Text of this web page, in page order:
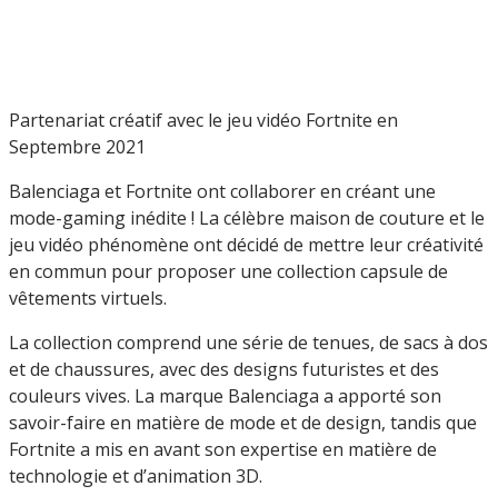
Partenariat créatif avec le jeu vidéo Fortnite en
Septembre 2021
Balenciaga et Fortnite ont collaborer en créant une
mode-gaming inédite ! La célèbre maison de couture et le
jeu vidéo phénomène ont décidé de mettre leur créativité
en commun pour proposer une collection capsule de
vêtements virtuels.
La collection comprend une série de tenues, de sacs à dos
et de chaussures, avec des designs futuristes et des
couleurs vives. La marque Balenciaga a apporté son
savoir-faire en matière de mode et de design, tandis que
Fortnite a mis en avant son expertise en matière de
technologie et d’animation 3D.